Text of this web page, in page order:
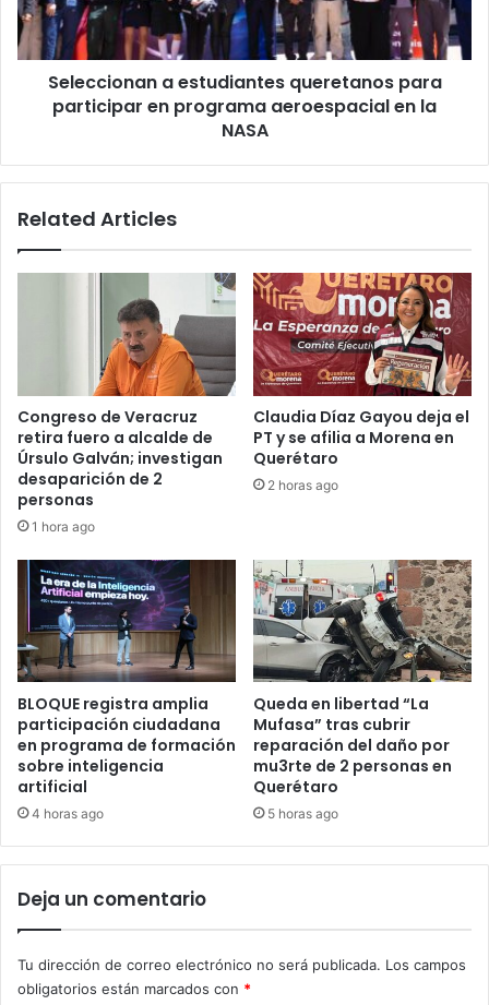
en
programa
aeroespacial
Seleccionan a estudiantes queretanos para
participar en programa aeroespacial en la
NASA
Related Articles
Congreso de Veracruz
retira fuero a alcalde de
Úrsulo Galván; investigan
desaparición de 2
personas
1 hora ago
Claudia Díaz Gayou deja el
PT y se afilia a Morena en
Querétaro
2 horas ago
BLOQUE registra amplia
participación ciudadana
en programa de formación
sobre inteligencia
artificial
4 horas ago
Queda en libertad “La
Mufasa” tras cubrir
reparación del daño por
mu3rte de 2 personas en
Querétaro
5 horas ago
Deja un comentario
Tu dirección de correo electrónico no será publicada. Los campos
obligatorios están marcados con *